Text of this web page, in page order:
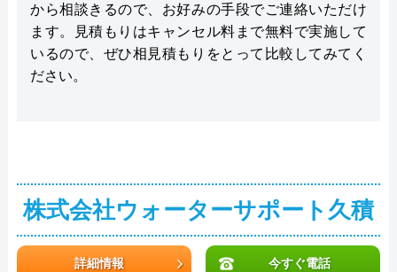
から相談きるので、お好みの手段でご連絡いただけ
ます。見積もりはキャンセル料まで無料で実施して
いるので、ぜひ相見積もりをとって比較してみてく
ださい。
株式会社ウォーターサポート久積
詳細情報 今すぐ電話